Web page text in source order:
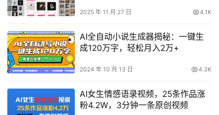
2025 年 11 月 27 日 4.1K
AI全自动小说生成器揭秘：一键生
成120万字，轻松月入2万+
2024 年 10 月 13 日 4.3K
AI女生情感语录视频，25条作品涨
粉4.2W，3分钟一条原创视频